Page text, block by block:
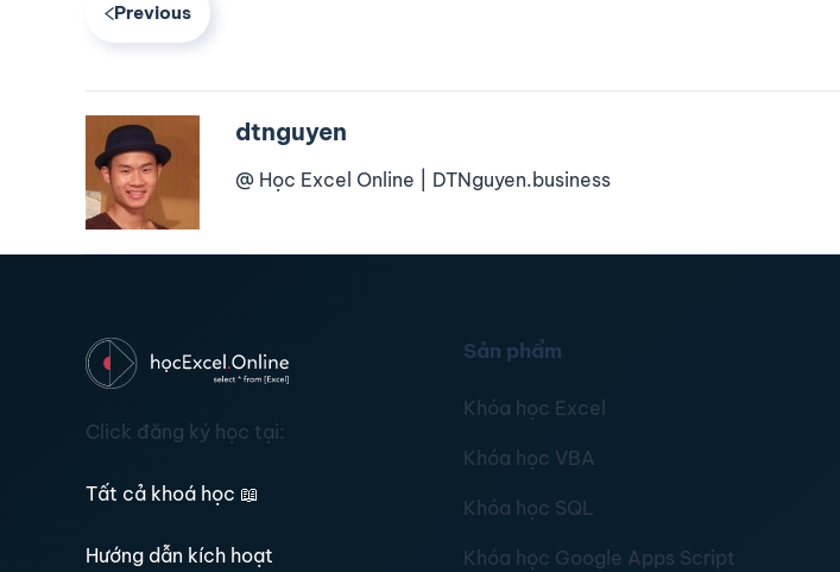
Previous
dtnguyen
@ Học Excel Online | DTNguyen.business
Click đăng ký học tại:
Tất cả khoá học 📖
Hướng dẫn kích hoạt
Sản phẩm
Khóa học Excel
Khóa học VBA
Khóa học SQL
Khóa học Google Apps Script